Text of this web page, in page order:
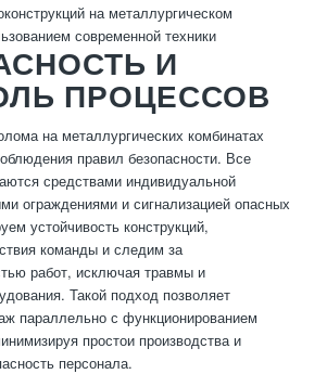
на металлургическом
современной техники
И
ПРОЦЕССОВ
на металлургических комбинатах
правил безопасности. Все
средствами индивидуальной
ограждениями и сигнализацией опасных
устойчивость конструкций,
команды и следим за
работ, исключая травмы и
Такой подход позволяет
параллельно с функционированием
простои производства и
персонала.